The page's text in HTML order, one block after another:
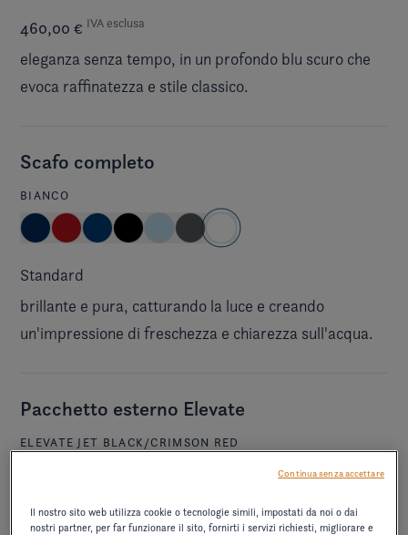
460,00 € IVA esclusa
eleganza senza tempo, in un profondo blu scuro che
evoca raffinatezza e stile classico.
Scafo completo
BIANCO
Standard
brillante e pura, catturando la luce e creando
un'impressione di freschezza e chiarezza sull'acqua.
Pacchetto esterno Elevate
ELEVATE JET BLACK/CRIMSON RED
710,00 €IVA esclusa
Il nostro sito web utilizza cookie o tecnologie simili, impostati da noi o dai
nostri partner, per far funzionare il sito, fornirti i servizi richiesti, migliorare e
Continua senza accettare